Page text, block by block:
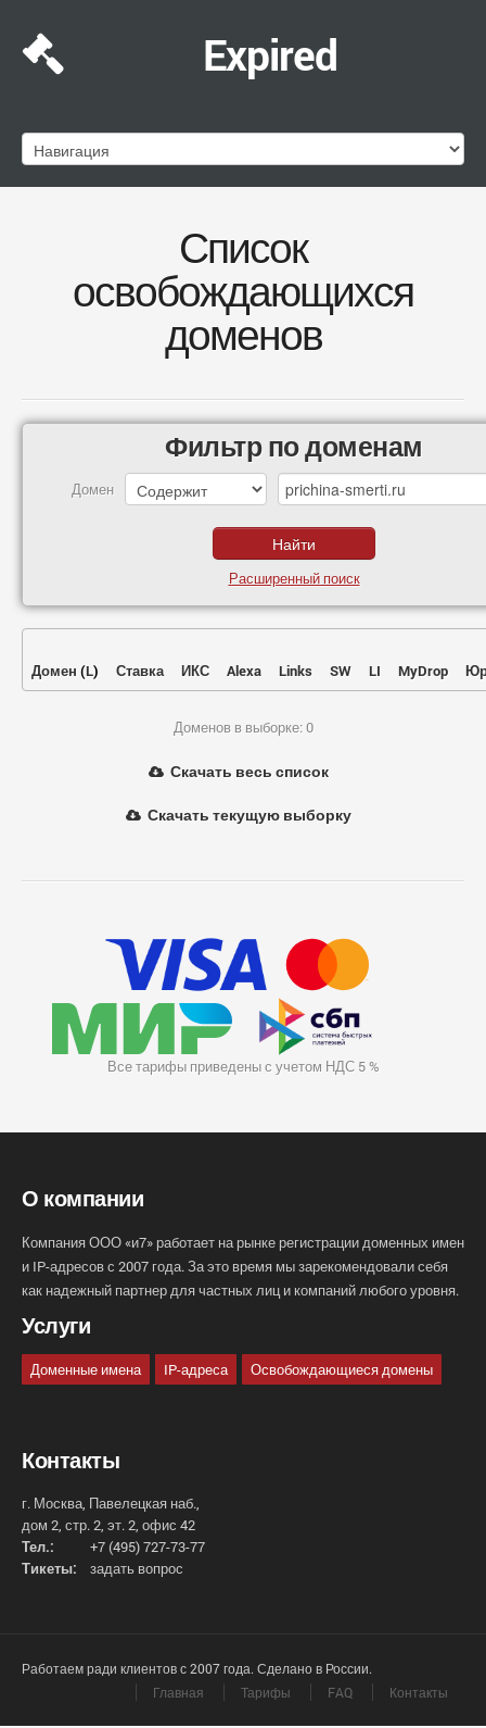
Expired
Список
освобождающихся
доменов
Фильтр по доменам
Домен
Расширенный поиск
Домен (L) Ставка ИКС Alexa Links SW LI MyDrop
Доменов в выборке: 0
Скачать весь список
Скачать текущую выборку
Все тарифы приведены с учетом НДС 5 %
О компании
Компания ООО «и7» работает на рынке регистрации доменных имен
и IP-адресов с 2007 года. За это время мы зарекомендовали себя
как надежный партнер для частных лиц и компаний любого уровня.
Услуги
Доменные имена IP-адреса Освобождающиеся домены
Контакты
г. Москва, Павелецкая наб.,
дом 2, стр. 2, эт. 2, офис 42
Тел.:
+7 (495) 727-73-77
Тикеты:
задать вопрос
Работаем ради клиентов с 2007 года. Сделано в России.
Главная
Тарифы FAQ Контакты